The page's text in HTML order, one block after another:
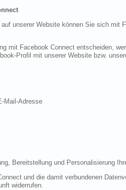
unserer Website können Sie sich mit
mit Facebook Connect entscheiden,
Profil mit unserer Website bzw.
Mail-Adresse
Bereitstellung und Personalisierung
und die damit verbundenen
widerrufen.